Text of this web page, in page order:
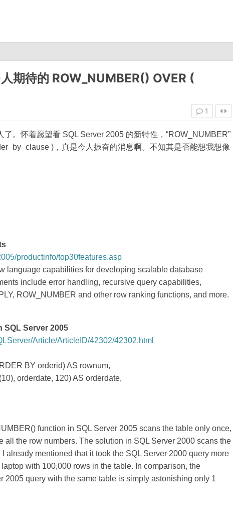
期待的 ROW_NUMBER() OVER (
1
。怀着愿望看 SQL Server 2005 的新特性，“ROW_NUMBER”
)，真是今人振奋的消息啊。不知其是否能想我想像
productinfo/top30features.asp
language capabilities for developing scalable database
include error handling, recursive query capabilities,
ROW_NUMBER and other row ranking functions, and more.
SQL Server 2005
Article/ArticleID/42302/42302.html
BY orderid) AS rownum,
orderdate, 120) AS orderdate,
function in SQL Server 2005 scans the table only once,
all the row numbers. The solution in SQL Server 2000 scans the
already mentioned that it took the SQL Server 2000 query more
with 100,000 rows in the table. In comparison, the
2005 query with the same table is simply astonishing only 1